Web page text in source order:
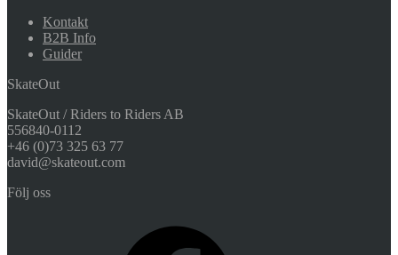
Kontakt
B2B Info
Guider
SkateOut
SkateOut / Riders to Riders AB
556840-0112
+46 (0)73 325 63 77
david@skateout.com
Följ oss